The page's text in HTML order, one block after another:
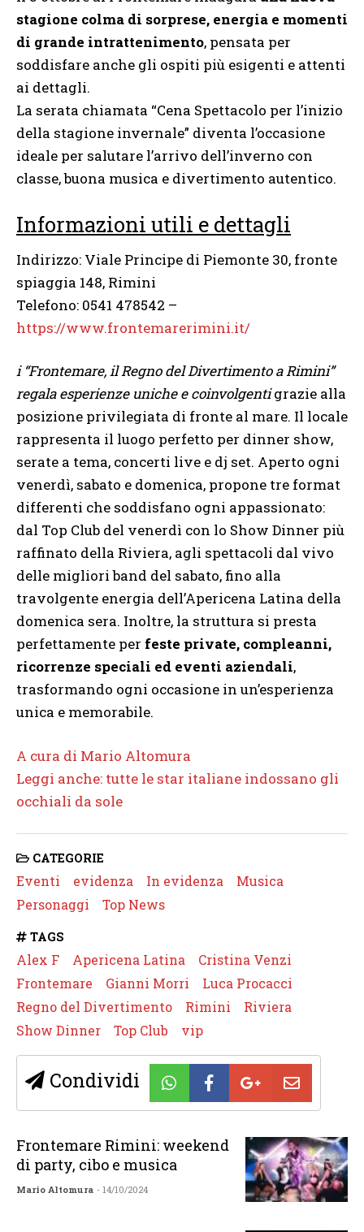
stagione colma di sorprese, energia e momenti
di grande intrattenimento, pensata per
soddisfare anche gli ospiti più esigenti e attenti
ai dettagli.
La serata chiamata “Cena Spettacolo per l’inizio
della stagione invernale” diventa l’occasione
ideale per salutare l’arrivo dell’inverno con
classe, buona musica e divertimento autentico.
Informazioni utili e dettagli
Indirizzo: Viale Principe di Piemonte 30, fronte
spiaggia 148, Rimini
Telefono: 0541 478542 –
https://www.frontemarerimini.it/
i “Frontemare, il Regno del Divertimento a Rimini”
regala esperienze uniche e coinvolgentigrazie alla
posizione privilegiata di fronte al mare. Il locale
rappresenta il luogo perfetto per dinner show,
serate a tema, concerti live e dj set. Aperto ogni
venerdì, sabato e domenica, propone tre format
differenti che soddisfano ogni appassionato:
dal Top Club del venerdì con lo Show Dinner più
raffinato della Riviera, agli spettacoli dal vivo
delle migliori band del sabato, fino alla
travolgente energia dell’Apericena Latina della
domenica sera. Inoltre, la struttura si presta
perfettamente per feste private, compleanni,
ricorrenze speciali ed eventi aziendali,
trasformando ogni occasione in un’esperienza
unica e memorabile.
A cura di Mario Altomura
Leggi anche: tutte le star italiane indossano gli
occhiali da sole
CATEGORIE
Eventi evidenza In evidenza
Musica
Personaggi
Top News
TAGS
Alex F Apericena Latina
Cristina Venzi
Frontemare
Gianni Morri
Luca Procacci
Regno del Divertimento
Rimini
Riviera
Show Dinner
Top Club vip
Condividi
Frontemare Rimini: weekend
di party, cibo e musica
Mario Altomura - 14/10/2024